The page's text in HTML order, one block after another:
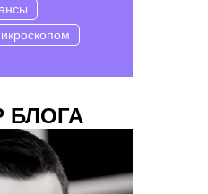
БЛОГА